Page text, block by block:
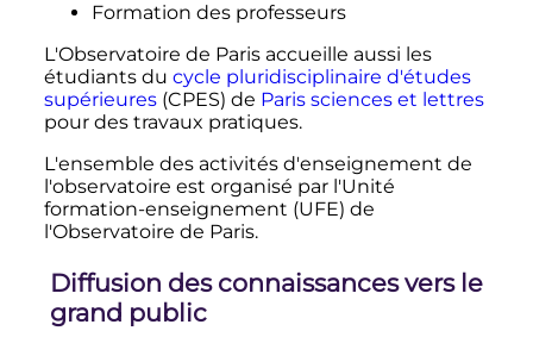
Formation des professeurs
L'Observatoire de Paris accueille aussi les
étudiants du cycle pluridisciplinaire d'études
supérieures(CPES) de Paris sciences et lettres
pour des travaux pratiques.
L'ensemble des activités d'enseignement de
l'observatoire est organisé par l'Unité
formation-enseignement (UFE) de
l'Observatoire de Paris.
Diffusion des connaissances vers le
grand public